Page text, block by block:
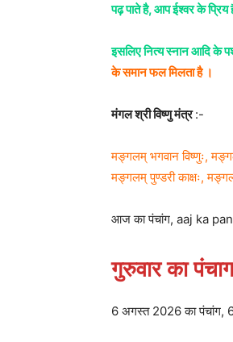
पढ़ पाते है, आप ईश्वर के
इसलिए नित्य स्नान आदि के
के समान फल मिलता है ।
मंगल श्री विष्णु मंत्र:-
मङ्गलम् भगवान विष्णुः,
मङ्गलम् पुण्डरी काक्षः,
आज का पंचांग, aaj ka
गुरुवार का
6 अगस्त 2026 का